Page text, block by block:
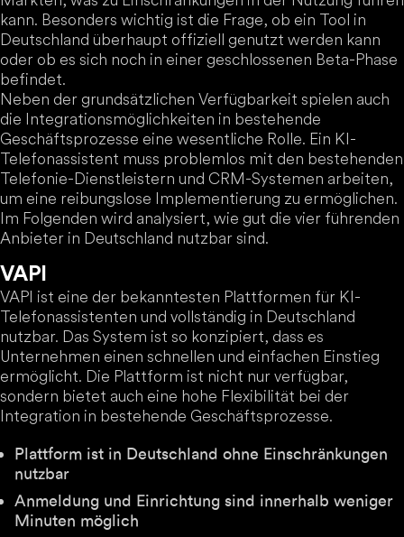
kann. Besonders wichtig ist die Frage, ob ein Tool in
Deutschland überhaupt offiziell genutzt werden kann
oder ob es sich noch in einer geschlossenen Beta-Phase
befindet.
Neben der grundsätzlichen Verfügbarkeit spielen auch
die Integrationsmöglichkeiten in bestehende
Geschäftsprozesse eine wesentliche Rolle. Ein KI-
Telefonassistent muss problemlos mit den bestehenden
Telefonie-Dienstleistern und CRM-Systemen arbeiten,
um eine reibungslose Implementierung zu ermöglichen.
Im Folgenden wird analysiert, wie gut die vier führenden
Anbieter in Deutschland nutzbar sind.
VAPI
VAPI ist eine der bekanntesten Plattformen für KI-
Telefonassistenten und vollständig in Deutschland
nutzbar. Das System ist so konzipiert, dass es
Unternehmen einen schnellen und einfachen Einstieg
ermöglicht. Die Plattform ist nicht nur verfügbar,
sondern bietet auch eine hohe Flexibilität bei der
Integration in bestehende Geschäftsprozesse.
Plattform ist in Deutschland ohne Einschränkungen
nutzbar
Anmeldung und Einrichtung sind innerhalb weniger
Minuten möglich